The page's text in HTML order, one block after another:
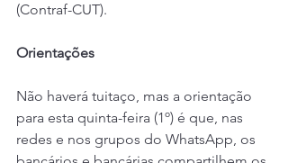
(Contraf-CUT).
Orientações
Não haverá tuitaço, mas a orientação
para esta quinta-feira (1º) é que, nas
redes e nos grupos do WhatsApp, os